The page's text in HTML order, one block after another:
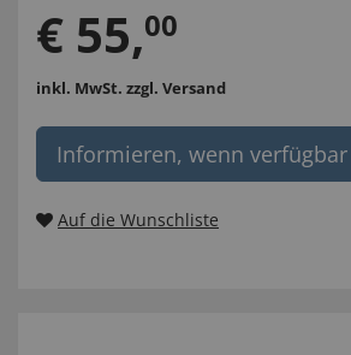
€ 55,00
inkl. MwSt. zzgl. Versand
Informieren, wenn verfügbar
Auf die Wunschliste